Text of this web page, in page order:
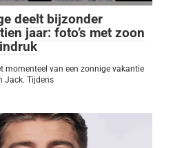
deelt bijzonder
jaar: foto’s met zoon
momenteel van een zonnige vakantie
Jack. Tijdens